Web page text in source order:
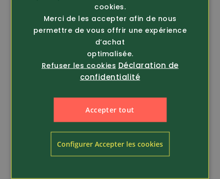
Conseil
cookies.
Merci de les accepter afin de nous
permettre de vous offrir une expérience
d’achat
optimalisée.
Refuser les cookies Déclaration de
confidentialité
Accepter tout
Configurer Accepter les cookies